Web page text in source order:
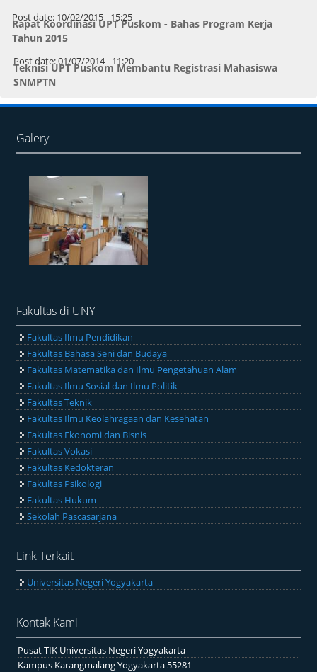
Post date: 10/02/2015 - 15:25
Rapat Koordinasi UPT Puskom - Bahas Program Kerja
Tahun 2015
Post date:01/07/2014 - 11:20
Teknisi UPT Puskom Membantu Registrasi Mahasiswa
SNMPTN
Galery
Fakultas di UNY
Fakultas Ilmu Pendidikan
Fakultas Bahasa Seni dan Budaya
Fakultas Matematika dan Ilmu Pengetahuan Alam
Fakultas Ilmu Sosial dan Ilmu Politik
Fakultas Teknik
Fakultas Ilmu Keolahragaan dan Kesehatan
Fakultas Ekonomi dan Bisnis
Fakultas Vokasi
Fakultas Kedokteran
Fakultas Psikologi
Fakultas Hukum
Sekolah Pascasarjana
Link Terkait
Universitas Negeri Yogyakarta
Kontak Kami
Pusat TIK Universitas Negeri Yogyakarta
Kampus Karangmalang Yogyakarta 55281